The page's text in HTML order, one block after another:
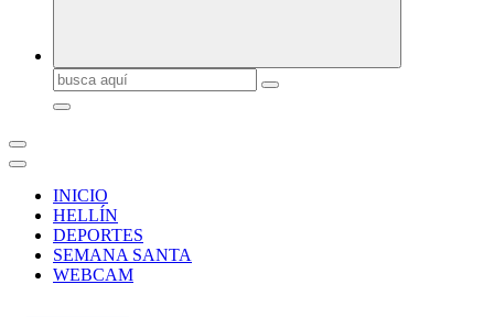
Buscar:
INICIO
HELLÍN
DEPORTES
SEMANA SANTA
WEBCAM